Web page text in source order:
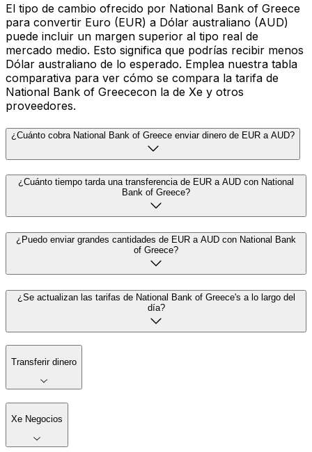
El tipo de cambio ofrecido por National Bank of Greece
para convertir Euro (EUR) a Dólar australiano (AUD)
puede incluir un margen superior al tipo real de
mercado medio. Esto significa que podrías recibir menos
Dólar australiano de lo esperado. Emplea nuestra tabla
comparativa para ver cómo se compara la tarifa de
National Bank of Greececon la de Xe y otros
proveedores.
¿Cuánto cobra National Bank of Greece enviar dinero de EUR a AUD?
¿Cuánto tiempo tarda una transferencia de EUR a AUD con National
Bank of Greece?
¿Puedo enviar grandes cantidades de EUR a AUD con National Bank
of Greece?
¿Se actualizan las tarifas de National Bank of Greece's a lo largo del
día?
Transferir dinero
Xe Negocios